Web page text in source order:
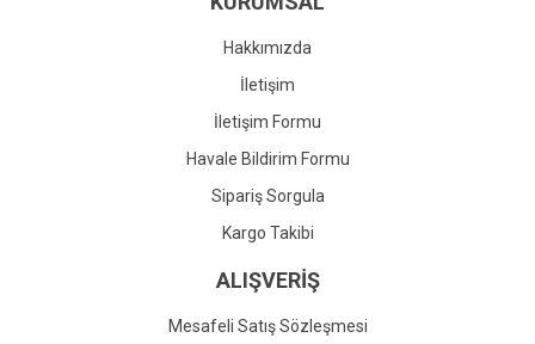
Gönder
Hakkımızda
İletişim
İletişim Formu
Havale Bildirim Formu
Sipariş Sorgula
Kargo Takibi
ALIŞVERİŞ
Mesafeli Satış Sözleşmesi